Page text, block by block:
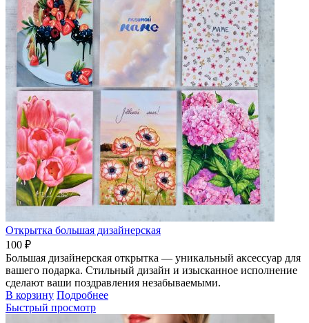
Открытка большая дизайнерская
100 ₽
Большая дизайнерская открытка — уникальный аксессуар для
вашего подарка. Стильный дизайн и изысканное исполнение
сделают ваши поздравления незабываемыми.
В корзину Подробнее
Быстрый просмотр